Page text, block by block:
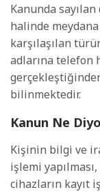
Kanunda sayılan
halinde
karşılaşılan
adlarına telefon
bilinmektedir.
Kanun Ne
Kişinin bilgi ve
işlemi
cihazların kayıt